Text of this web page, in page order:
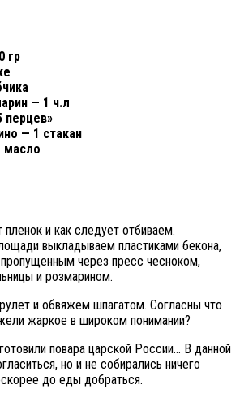
гр
— 1 ч.л
перцев»
— 1 стакан
масло
и как следует отбиваем.
выкладываем пластиками бекона,
через пресс чесноком,
и розмарином.
и обвяжем шпагатом. Согласны что
жаркое в широком понимании?
повара царской России… В данной
но и не собирались ничего
до еды добраться.